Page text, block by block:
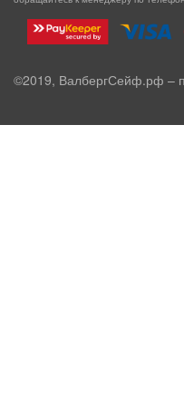
©2019, ВалбергСейф.рф –